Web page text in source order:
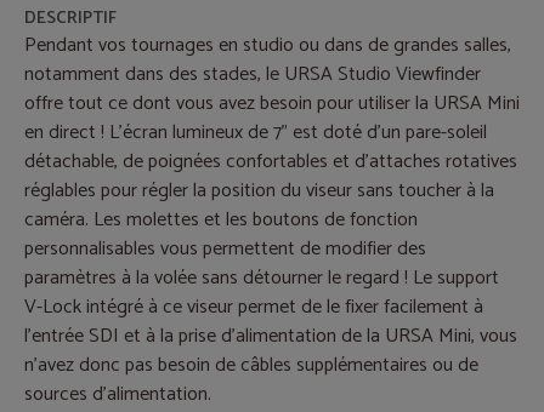
DESCRIPTIF
Pendant vos tournages en studio ou dans de grandes salles,
notamment dans des stades, le URSA Studio Viewfinder
offre tout ce dont vous avez besoin pour utiliser la URSA Mini
en direct ! L'écran lumineux de 7” est doté d'un pare-soleil
détachable, de poignées confortables et d’attaches rotatives
réglables pour régler la position du viseur sans toucher à la
caméra. Les molettes et les boutons de fonction
personnalisables vous permettent de modifier des
paramètres à la volée sans détourner le regard ! Le support
V-Lock intégré à ce viseur permet de le fixer facilement à
l'entrée SDI et à la prise d'alimentation de la URSA Mini, vous
n'avez donc pas besoin de câbles supplémentaires ou de
sources d'alimentation.